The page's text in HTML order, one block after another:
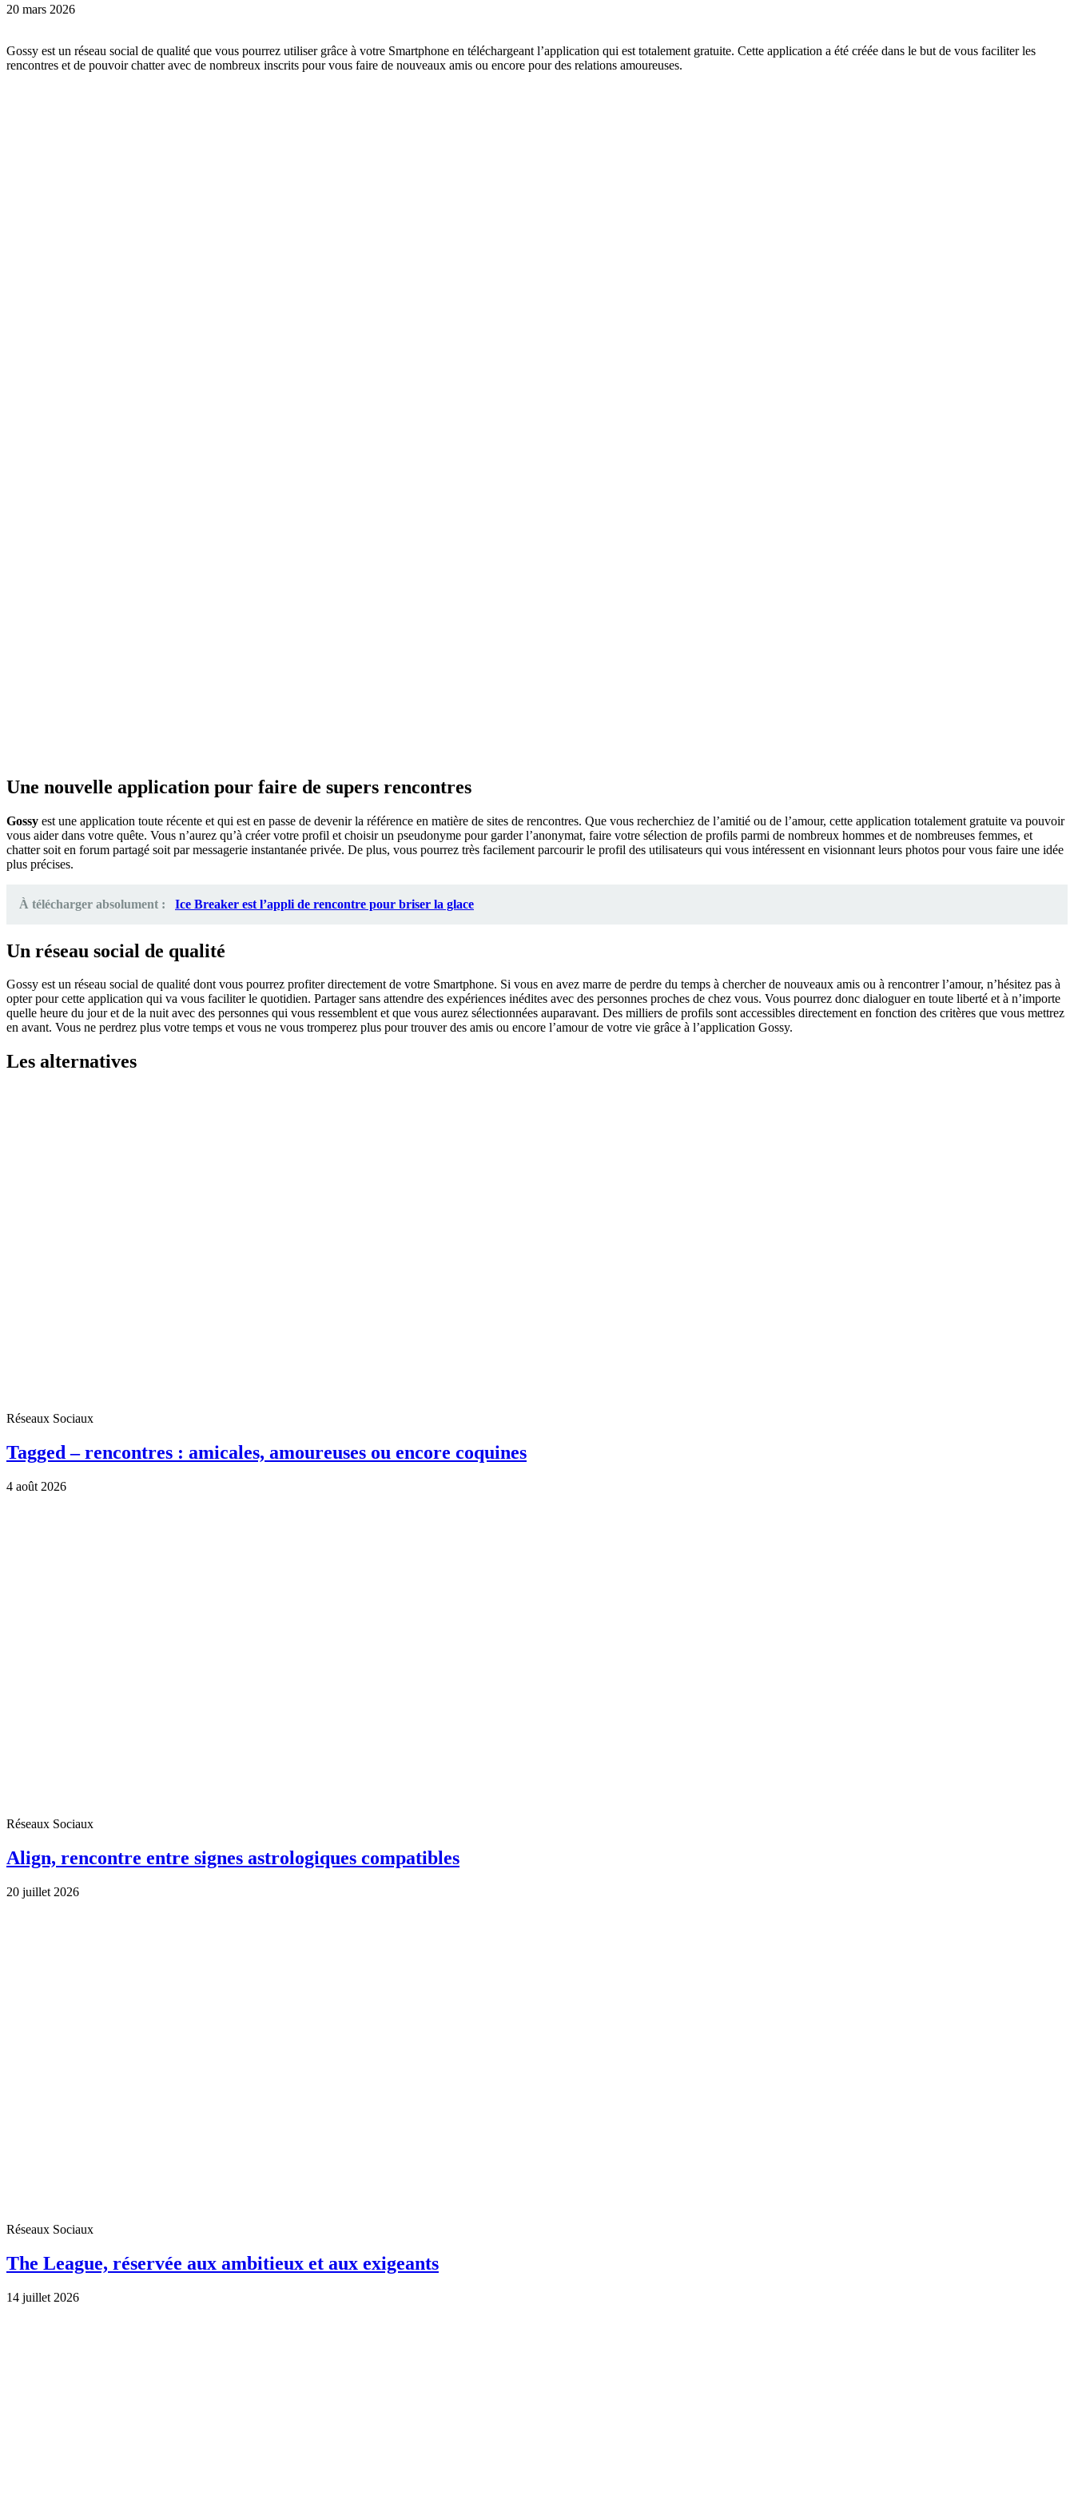
20 mars 2026
Gossy est un réseau social de qualité que vous pourrez utiliser grâce à votre Smartphone en téléchargeant l’application qui est totalement gratuite. Cette application a été créée dans le but de vous faciliter les
rencontres et de pouvoir chatter avec de nombreux inscrits pour vous faire de nouveaux amis ou encore pour des relations amoureuses.
Une nouvelle application pour faire de supers rencontres
Gossy est une application toute récente et qui est en passe de devenir la référence en matière de sites de rencontres. Que vous recherchiez de l’amitié ou de l’amour, cette application totalement gratuite va pouvoir
vous aider dans votre quête. Vous n’aurez qu’à créer votre profil et choisir un pseudonyme pour garder l’anonymat, faire votre sélection de profils parmi de nombreux hommes et de nombreuses femmes, et
chatter soit en forum partagé soit par messagerie instantanée privée. De plus, vous pourrez très facilement parcourir le profil des utilisateurs qui vous intéressent en visionnant leurs photos pour vous faire une idée
plus précises.
À télécharger absolument : Ice Breaker est l’appli de rencontre pour briser la glace
Un réseau social de qualité
Gossy est un réseau social de qualité dont vous pourrez profiter directement de votre Smartphone. Si vous en avez marre de perdre du temps à chercher de nouveaux amis ou à rencontrer l’amour, n’hésitez pas à
opter pour cette application qui va vous faciliter le quotidien. Partager sans attendre des expériences inédites avec des personnes proches de chez vous. Vous pourrez donc dialoguer en toute liberté et à n’importe
quelle heure du jour et de la nuit avec des personnes qui vous ressemblent et que vous aurez sélectionnées auparavant. Des milliers de profils sont accessibles directement en fonction des critères que vous mettrez
en avant. Vous ne perdrez plus votre temps et vous ne vous tromperez plus pour trouver des amis ou encore l’amour de votre vie grâce à l’application Gossy.
Les alternatives
Réseaux Sociaux
Tagged – rencontres : amicales, amoureuses ou encore coquines
4 août 2026
Réseaux Sociaux
Align, rencontre entre signes astrologiques compatibles
20 juillet 2026
Réseaux Sociaux
The League, réservée aux ambitieux et aux exigeants
14 juillet 2026